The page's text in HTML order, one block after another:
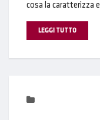
cosa la caratterizza
LEGGI TUTTO